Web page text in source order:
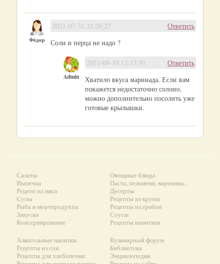
Фёдор
Ответить
2021-07-31 21:26:27
Соли и перца не надо ?
Admin
Ответить
2021-08-30 12:17:30
Хватило вкуса маринада. Если вам
покажется недостаточно солоно,
можно дополнительно посолить уже
готовые крылышки.
Салаты
Выпечка
Рецепт из мяса
Супы
Рыба и морепродукты
Закуски
Консервирование
Овощные блюда
Паста, пельмени, вареники...
Десерты
Рецепты из крупы
Рецепты из грибов
Соусы
Рецепты напитков
Алкогольные напитки
Рецепты из сои
Рецепты для хлебопечки
Кулинарный форум
Библиотека
Энциклопедия